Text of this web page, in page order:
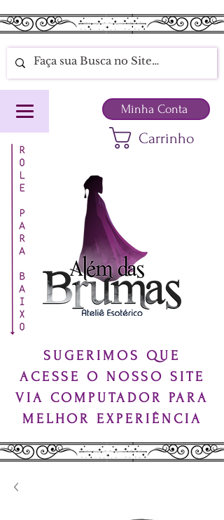
SUGERIMOS QUE
ACESSE O NOSSO SITE
VIA COMPUTADOR PARA
MELHOR EXPERIÊNCIA
Carrinho
Minha Conta